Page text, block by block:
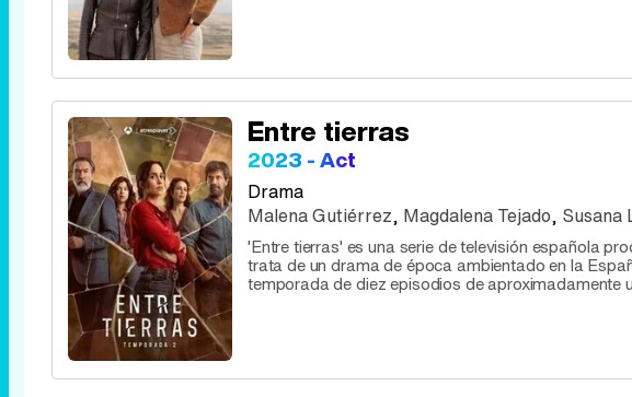
Entre tierras
2023 - Act
Drama
Malena Gutiérrez, Magdalena Tejado, Susana
'Entre tierras' es una serie de televisión española
trata de un drama de época ambientado en la
temporada de diez episodios de aproximadamente